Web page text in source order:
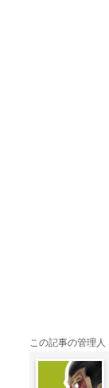
この記事の管理人